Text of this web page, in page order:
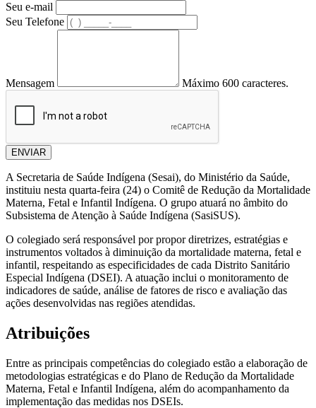
Seu e-mail
Seu Telefone
Mensagem Máximo 600 caracteres.
ENVIAR
A Secretaria de Saúde Indígena (Sesai), do Ministério da Saúde,
instituiu nesta quarta-feira (24) o Comitê de Redução da Mortalidade
Materna, Fetal e Infantil Indígena. O grupo atuará no âmbito do
Subsistema de Atenção à Saúde Indígena (SasiSUS).
O colegiado será responsável por propor diretrizes, estratégias e
instrumentos voltados à diminuição da mortalidade materna, fetal e
infantil, respeitando as especificidades de cada Distrito Sanitário
Especial Indígena (DSEI). A atuação inclui o monitoramento de
indicadores de saúde, análise de fatores de risco e avaliação das
ações desenvolvidas nas regiões atendidas.
Atribuições
Entre as principais competências do colegiado estão a elaboração de
metodologias estratégicas e do Plano de Redução da Mortalidade
Materna, Fetal e Infantil Indígena, além do acompanhamento da
implementação das medidas nos DSEIs.